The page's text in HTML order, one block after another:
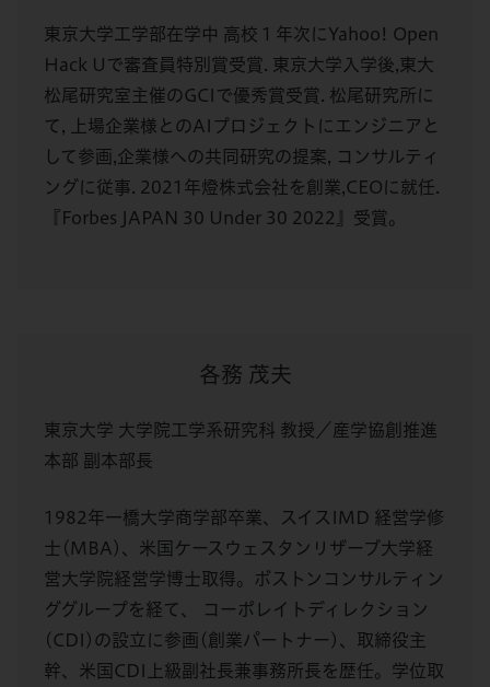
東京大学工学部在学中 高校１年次にYahoo! Open
Hack Uで審査員特別賞受賞. 東京大学入学後,東大
松尾研究室主催のGCIで優秀賞受賞. 松尾研究所に
て, 上場企業様とのAIプロジェクトにエンジニアと
して参画,企業様への共同研究の提案, コンサルティ
ングに従事. 2021年燈株式会社を創業,CEOに就任.
『Forbes JAPAN 30 Under 30 2022』受賞。
各務 茂夫
東京大学 大学院工学系研究科 教授／産学協創推進
本部 副本部長
1982年一橋大学商学部卒業、スイスIMD 経営学修
士(MBA)、米国ケースウェスタンリザーブ大学経
営大学院経営学博士取得。ボストンコンサルティン
ググループを経て、 コーポレイトディレクション
(CDI)の設立に参画(創業パートナー)、取締役主
幹、米国CDI上級副社長兼事務所長を歴任。学位取